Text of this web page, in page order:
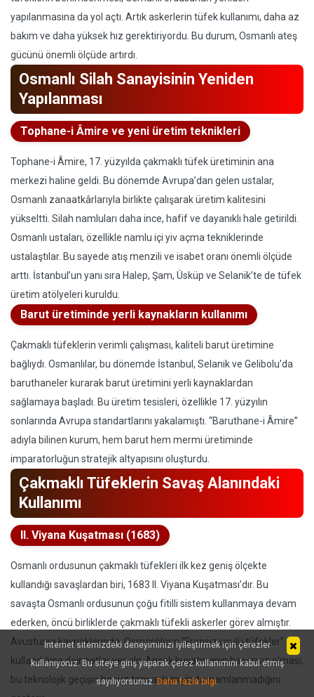
yapılanmasına da yol açtı. Artık askerlerin tüfek kullanımı, daha az
bakım ve daha yüksek hız gerektiriyordu. Bu durum, Osmanlı ateş
gücünü önemli ölçüde artırdı.
Osmanlı Silah Sanayisinin Yeniden
Yapılanması
Tophane-i Âmire ve yeni üretim teknikleri
Tophane-i Âmire, 17. yüzyılda çakmaklı tüfek üretiminin ana
merkezi haline geldi. Bu dönemde Avrupa’dan gelen ustalar,
Osmanlı zanaatkârlarıyla birlikte çalışarak üretim kalitesini
yükseltti. Silah namluları daha ince, hafif ve dayanıklı hale getirildi.
Osmanlı ustaları, özellikle namlu içi yiv açma tekniklerinde
ustalaştılar. Bu sayede atış menzili ve isabet oranı önemli ölçüde
arttı. İstanbul’un yanı sıra Halep, Şam, Üsküp ve Selanik’te de tüfek
üretim atölyeleri kuruldu.
Barut üretiminde yerli kaynakların kullanımı
Çakmaklı tüfeklerin verimli çalışması, kaliteli barut üretimine
bağlıydı. Osmanlılar, bu dönemde İstanbul, Selanik ve Gelibolu’da
baruthaneler kurarak barut üretimini yerli kaynaklardan
sağlamaya başladı. Bu üretim tesisleri, özellikle 17. yüzyılın
sonlarında Avrupa standartlarını yakalamıştı. “Baruthane-i Âmire”
adıyla bilinen kurum, hem barut hem mermi üretiminde
imparatorluğun stratejik altyapısını oluşturdu.
Çakmaklı Tüfeklerin Savaş Alanındaki
Kullanımı
II. Viyana Kuşatması (1683)
Osmanlı ordusunun çakmaklı tüfekleri ilk kez geniş ölçekte
kullandığı savaşlardan biri, 1683 II. Viyana Kuşatması’dır. Bu
savaşta Osmanlı ordusunun çoğu fitilli sistem kullanmaya devam
ederken, öncü birliklerde çakmaklı tüfekli askerler görev almıştır.
Avusturya kaynaklarında, Osmanlıların “Fransız usulü tüfekler”
kullandığına dair notlar yer alır. Ancak kuşatmanın başarısız olması,
bu teknolojik geçişin henüz tam anlamıyla tamamlanmadığını
İnternet sitemizdeki deneyiminizi iyileştirmek için çerezler
kullanıyoruz. Bu siteye giriş yaparak çerez kullanımını kabul etmiş
sayılıyorsunuz. Daha fazla bilgi.